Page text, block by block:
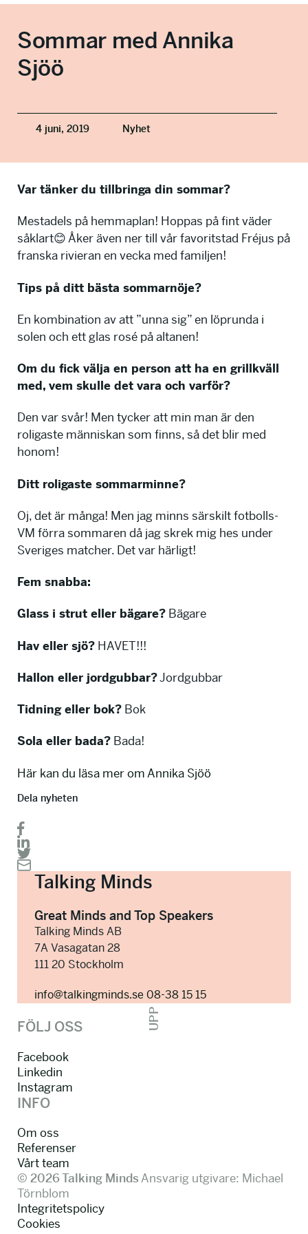
Sommar med Annika
Sjöö
4 juni, 2019 Nyhet
Var tänker du tillbringa din sommar?
Mestadels på hemmaplan! Hoppas på fint väder
såklart😊 Åker även ner till vår favoritstad Fréjus på
franska rivieran en vecka med familjen!
Tips på ditt bästa sommarnöje?
En kombination av att ”unna sig” en löprunda i
solen och ett glas rosé på altanen!
Om du fick välja en person att ha en grillkväll
med, vem skulle det vara och varför?
Den var svår! Men tycker att min man är den
roligaste människan som finns, så det blir med
honom!
Ditt roligaste sommarminne?
Oj, det är många! Men jag minns särskilt fotbolls-
VM förra sommaren då jag skrek mig hes under
Sveriges matcher. Det var härligt!
Fem snabba:
Glass i strut eller bägare? Bägare
Hav eller sjö? HAVET!!!
Hallon eller jordgubbar?Jordgubbar
Tidning eller bok? Bok
Sola eller bada? Bada!
Här kan du läsa mer om Annika Sjöö
Dela nyheten
Talking Minds
Great Minds and Top Speakers
Talking Minds AB
7A Vasagatan 28
111 20 Stockholm
info@talkingminds.se 08-38 15 15
UPP
FÖLJ OSS
Facebook
Linkedin
Instagram
INFO
Om oss
Referenser
Vårt team
© 2026 Talking MindsAnsvarig utgivare: Michael
Törnblom
Integritetspolicy
Cookies